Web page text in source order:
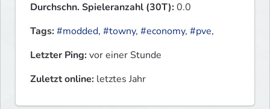
Durchschn. Spieleranzahl (30T):0.0
Tags:#modded, #towny, #economy, #pve,
Letzter Ping:vor einer Stunde
Zuletzt online: letztes Jahr